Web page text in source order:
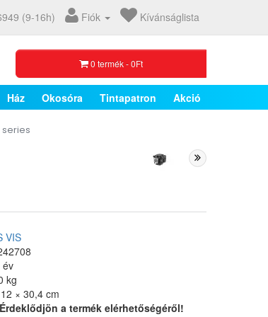
(9-16h) Fiók Kívánságlista
0 termék - 0Ft
Ház Okosóra Tintapatron Akció
series
VIS
év
kg
× 30,4 cm
Érdeklődjön a termék elérhetőségéről!